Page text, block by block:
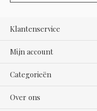
Klantenservice
Mijn account
Categorieën
Over ons